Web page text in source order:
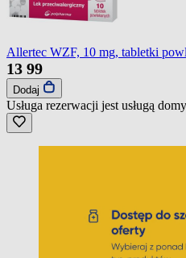
Allertec WZF, 10 mg, tabletki
13 99
Dodaj
Usługa rezerwacji jest usługą